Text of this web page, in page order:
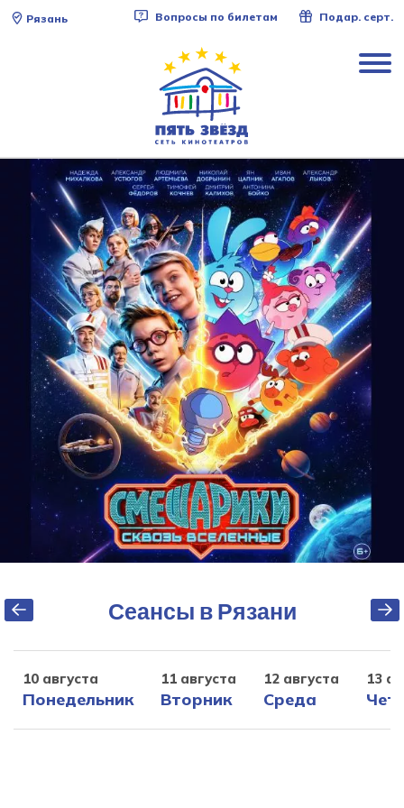
Рязань Вопросы по билетам Подар. серт.
Сеансы в Рязани
10 августа
Понедельник
11 августа
Вторник
12 августа
Среда
13